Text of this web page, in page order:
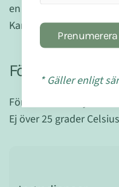
en varierad kost.
Kan innehålla delar av
Förvaring:
Förvaras utom syn- och
Ej över 25 grader
Prenumerera
* Gäller enligt